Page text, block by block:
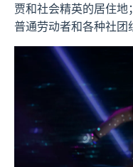
贾和社会精英的居住
普通劳动者和各种社团